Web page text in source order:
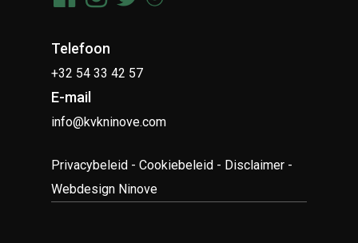
Telefoon
+32 54 33 42 57
E-mail
info@kvkninove.com
Privacybeleid -Cookiebeleid - Disclaimer -
Webdesign Ninove